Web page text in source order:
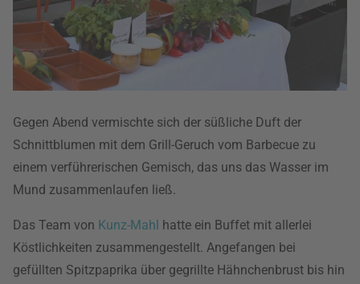
Gegen Abend vermischte sich der süßliche Duft der
Schnittblumen mit dem Grill-Geruch vom Barbecue zu
einem verführerischen Gemisch, das uns das Wasser im
Mund zusammenlaufen ließ.
Das Team von Kunz-Mahl hatte ein Buffet mit allerlei
Köstlichkeiten zusammengestellt. Angefangen bei
gefüllten Spitzpaprika über gegrillte Hähnchenbrust bis hin